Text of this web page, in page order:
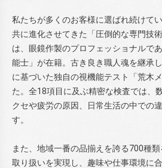
私たちが多くのお客様に選ばれ続けて
共に進化させてきた「圧倒的な専門技
は、眼鏡作製のプロフェッショナルで
能士」が在籍。古き良き職人魂を継承
に基づいた独自の視機能テスト「荒木
た。全18項目に及ぶ精密な検査では、
クセや疲労の原因、日常生活の中での
す。
また、地域一番の品揃えを誇る700種
取り扱いを実現し、趣味や仕事環境に